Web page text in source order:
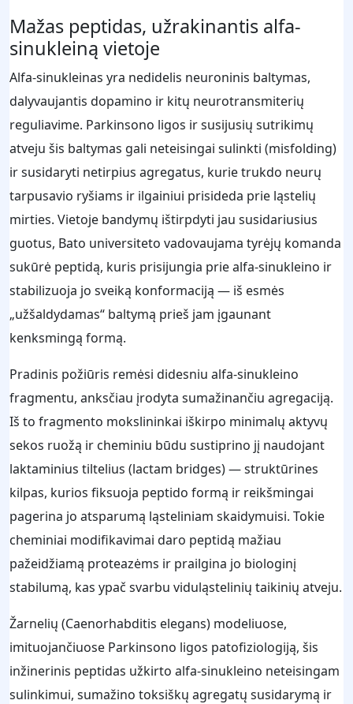
Mažas peptidas, užrakinantis alfa-
sinukleiną vietoje
Alfa-sinukleinas yra nedidelis neuroninis baltymas,
dalyvaujantis dopamino ir kitų neurotransmiterių
reguliavime. Parkinsono ligos ir susijusių sutrikimų
atveju šis baltymas gali neteisingai sulinkti (misfolding)
ir susidaryti netirpius agregatus, kurie trukdo neurų
tarpusavio ryšiams ir ilgainiui prisideda prie ląstelių
mirties. Vietoje bandymų ištirpdyti jau susidariusius
guotus, Bato universiteto vadovaujama tyrėjų komanda
sukūrė peptidą, kuris prisijungia prie alfa-sinukleino ir
stabilizuoja jo sveiką konformaciją — iš esmės
„užšaldydamas“ baltymą prieš jam įgaunant
kenksmingą formą.
Pradinis požiūris remėsi didesniu alfa-sinukleino
fragmentu, anksčiau įrodyta sumažinančiu agregaciją.
Iš to fragmento mokslininkai iškirpo minimalų aktyvų
sekos ruožą ir cheminiu būdu sustiprino jį naudojant
laktaminius tiltelius (lactam bridges) — struktūrines
kilpas, kurios fiksuoja peptido formą ir reikšmingai
pagerina jo atsparumą ląsteliniam skaidymuisi. Tokie
cheminiai modifikavimai daro peptidą mažiau
pažeidžiamą proteazėms ir prailgina jo biologinį
stabilumą, kas ypač svarbu viduląstelinių taikinių atveju.
Žarnelių (Caenorhabditis elegans) modeliuose,
imituojančiuose Parkinsono ligos patofiziologiją, šis
inžinerinis peptidas užkirto alfa-sinukleino neteisingam
sulinkimui, sumažino toksiškų agregatų susidarymą ir